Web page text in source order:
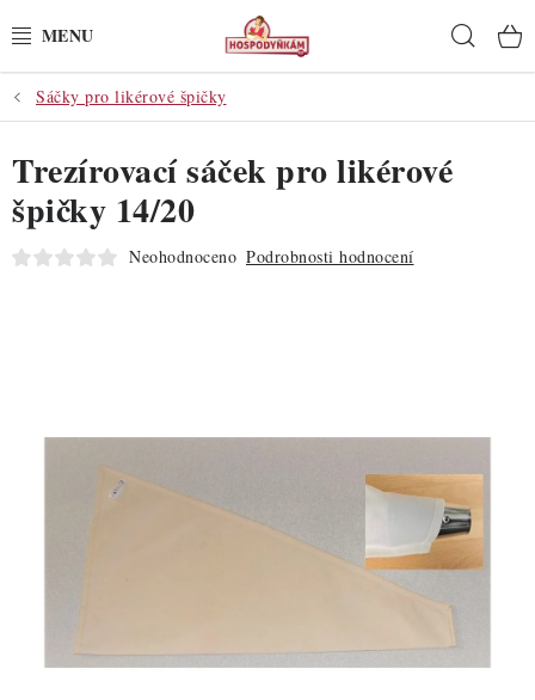
na
POTŘEBY
POMŮCKY
SUROVINY
POCHUTINY
TÉMATICKÉ PRODUKTY
Sáčky pro likérové špičky
Trezírovací sáček pro likérové
špičky 14/20
Neohodnoceno Podrobnosti hodnocení